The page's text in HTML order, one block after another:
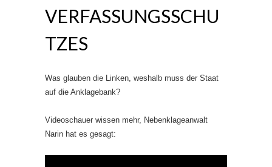
VERFASSUNGSSCHU
TZES
Was glauben die Linken, weshalb muss der Staat
auf die Anklagebank?
Videoschauer wissen mehr, Nebenklageanwalt
Narin hat es gesagt: